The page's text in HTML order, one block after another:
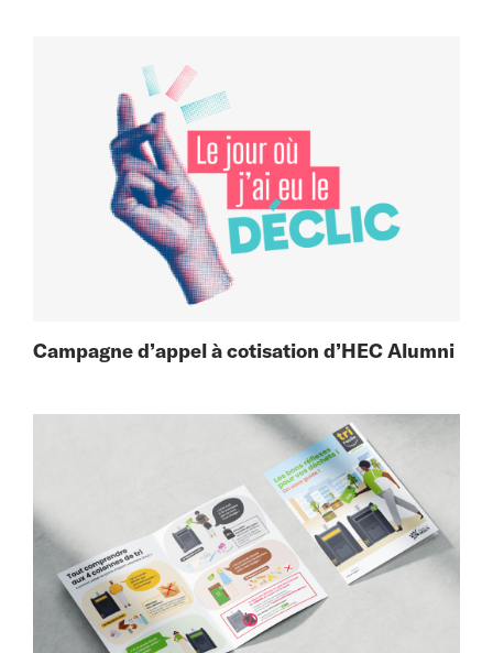
Campagne d’appel à cotisation d’HEC Alumni